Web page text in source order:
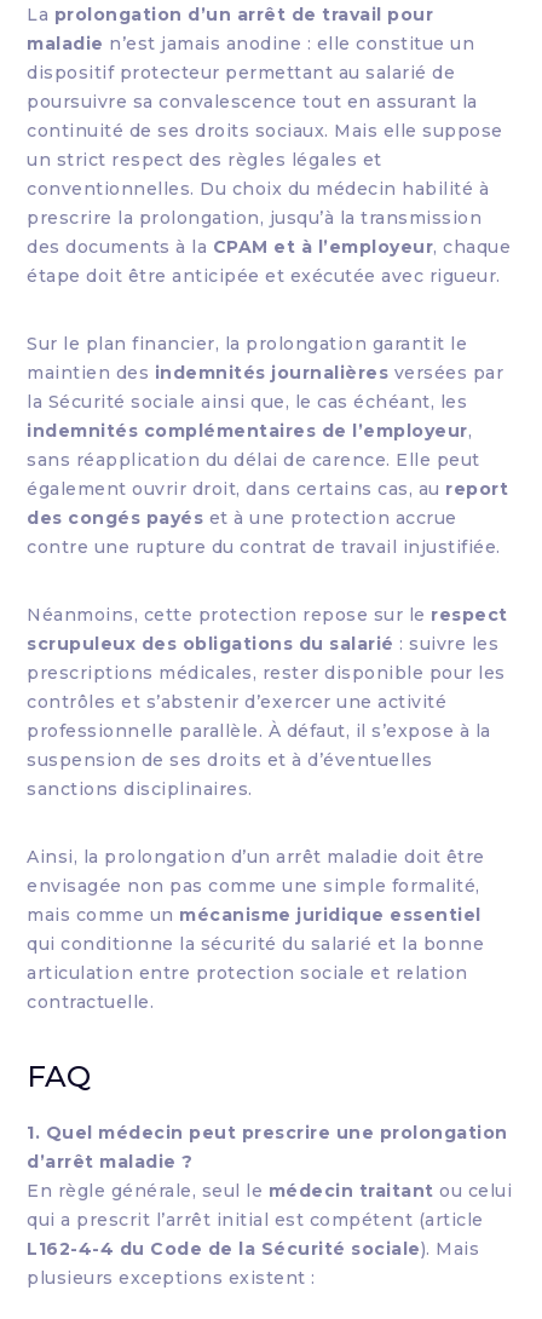
La prolongation d’un arrêt de travail pour
maladie n’est jamais anodine : elle constitue un
dispositif protecteur permettant au salarié de
poursuivre sa convalescence tout en assurant la
continuité de ses droits sociaux. Mais elle suppose
un strict respect des règles légales et
conventionnelles. Du choix du médecin habilité à
prescrire la prolongation, jusqu’à la transmission
des documents à la CPAM et à l’employeur, chaque
étape doit être anticipée et exécutée avec rigueur.
Sur le plan financier, la prolongation garantit le
maintien des indemnités journalières versées par
la Sécurité sociale ainsi que, le cas échéant, les
indemnités complémentaires de l’employeur,
sans réapplication du délai de carence. Elle peut
également ouvrir droit, dans certains cas, au report
des congés payés et à une protection accrue
contre une rupture du contrat de travail injustifiée.
Néanmoins, cette protection repose sur le respect
scrupuleux des obligations du salarié : suivre les
prescriptions médicales, rester disponible pour les
contrôles et s’abstenir d’exercer une activité
professionnelle parallèle. À défaut, il s’expose à la
suspension de ses droits et à d’éventuelles
sanctions disciplinaires.
Ainsi, la prolongation d’un arrêt maladie doit être
envisagée non pas comme une simple formalité,
mais comme un mécanisme juridique essentiel
qui conditionne la sécurité du salarié et la bonne
articulation entre protection sociale et relation
contractuelle.
FAQ
1. Quel médecin peut prescrire une prolongation
d’arrêt maladie ?
En règle générale, seul le médecin traitant ou celui
qui a prescrit l’arrêt initial est compétent (article
L162-4-4 du Code de la Sécurité sociale). Mais
plusieurs exceptions existent :